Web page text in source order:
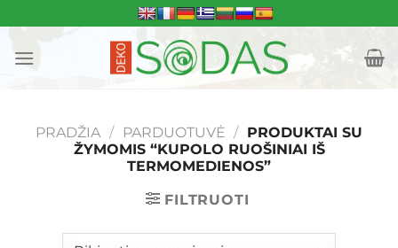
to
content
PRADŽIA / PARDUOTUVĖ / PRODUKTAI SU
ŽYMOMIS “KUPOLO RUOŠINIAI IŠ
TERMOMEDIENOS”
FILTRUOTI